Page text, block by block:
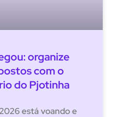
organize
com o
do Pjotinha
está voando e